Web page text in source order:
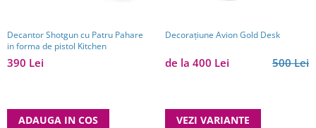
Decantor Shotgun cu Patru Pahare
in forma de pistol Kitchen
390 Lei
ADAUGA IN COS
Decorațiune Avion Gold Desk
500 Lei
de la 400 Lei
VEZI VARIANTE